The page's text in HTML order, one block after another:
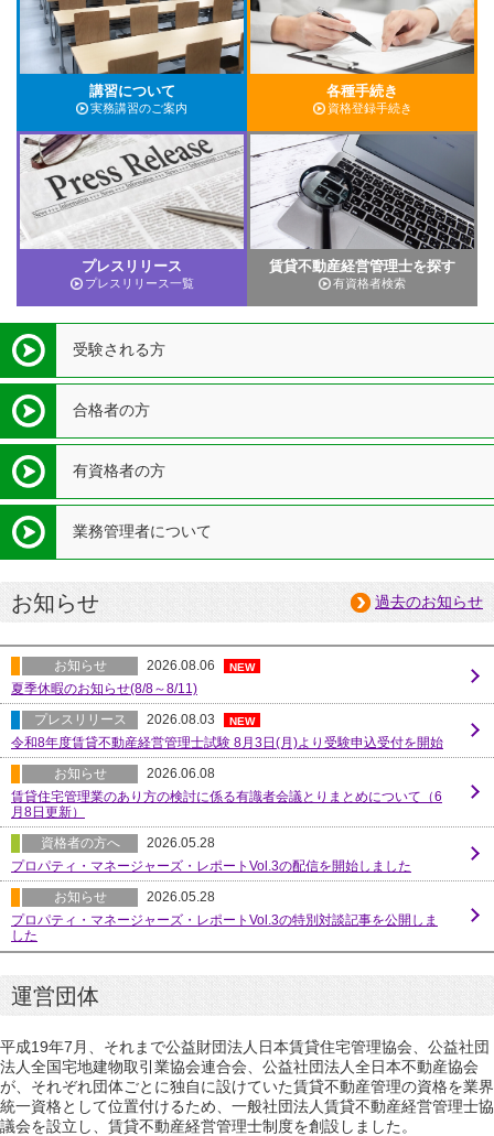
講習について
実務講習のご案内
各種手続き
資格登録手続き
プレスリリース
プレスリリース一覧
賃貸不動産経営管理士を探す
有資格者検索
受験される方
合格者の方
有資格者の方
業務管理者について
お知らせ 過去のお知らせ
お知らせ 2026.08.06 NEW
夏季休暇のお知らせ(8/8～8/11)
プレスリリース
2026.08.03 NEW
令和8年度賃貸不動産経営管理士試験 8月3日(月)より受験申込受付を開始
お知らせ
2026.06.08
賃貸住宅管理業のあり方の検討に係る有識者会議とりまとめについて（6
月8日更新）
資格者の方へ
2026.05.28
プロパティ・マネージャーズ・レポートVol.3の配信を開始しました
お知らせ
2026.05.28
プロパティ・マネージャーズ・レポートVol.3の特別対談記事を公開しま
した
運営団体
平成19年7月、それまで公益財団法人日本賃貸住宅管理協会、公益社団
法人全国宅地建物取引業協会連合会、公益社団法人全日本不動産協会
が、それぞれ団体ごとに独自に設けていた賃貸不動産管理の資格を業界
統一資格として位置付けるため、一般社団法人賃貸不動産経営管理士協
議会を設立し、賃貸不動産経営管理士制度を創設しました。